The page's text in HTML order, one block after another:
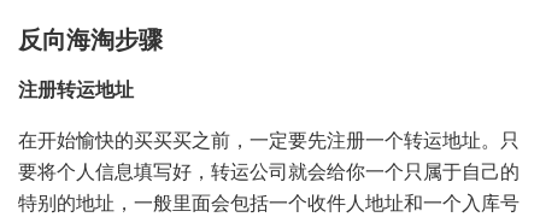
反向海淘步骤
注册转运地址
在开始愉快的买买买之前，一定要先注册一个转运地址。只
要将个人信息填写好，转运公司就会给你一个只属于自己的
特别的地址，一般里面会包括一个收件人地址和一个入库号